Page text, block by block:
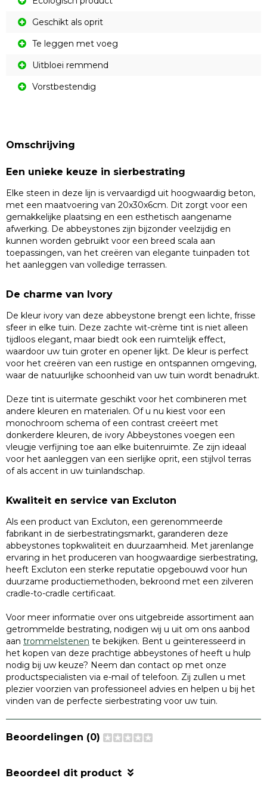
Geschikt als oprit
Te leggen met voeg
Uitbloei remmend
Vorstbestendig
Omschrijving
Een unieke keuze in sierbestrating
Elke steen in deze lijn is vervaardigd uit hoogwaardig beton,
met een maatvoering van 20x30x6cm. Dit zorgt voor een
gemakkelijke plaatsing en een esthetisch aangename
afwerking. De abbeystones zijn bijzonder veelzijdig en
kunnen worden gebruikt voor een breed scala aan
toepassingen, van het creëren van elegante tuinpaden tot
het aanleggen van volledige terrassen.
De charme van Ivory
De kleur ivory van deze abbeystone brengt een lichte, frisse
sfeer in elke tuin. Deze zachte wit-crème tint is niet alleen
tijdloos elegant, maar biedt ook een ruimtelijk effect,
waardoor uw tuin groter en opener lijkt. De kleur is perfect
voor het creëren van een rustige en ontspannen omgeving,
waar de natuurlijke schoonheid van uw tuin wordt benadrukt.
Deze tint is uitermate geschikt voor het combineren met
andere kleuren en materialen. Of u nu kiest voor een
monochroom schema of een contrast creëert met
donkerdere kleuren, de ivory Abbeystones voegen een
vleugje verfijning toe aan elke buitenruimte. Ze zijn ideaal
voor het aanleggen van een sierlijke oprit, een stijlvol terras
of als accent in uw tuinlandschap.
Kwaliteit en service van Excluton
Als een product van Excluton, een gerenommeerde
fabrikant in de sierbestratingsmarkt, garanderen deze
abbeystones topkwaliteit en duurzaamheid. Met jarenlange
ervaring in het produceren van hoogwaardige sierbestrating,
heeft Excluton een sterke reputatie opgebouwd voor hun
duurzame productiemethoden, bekroond met een zilveren
cradle-to-cradle certificaat.
Voor meer informatie over ons uitgebreide assortiment aan
getrommelde bestrating, nodigen wij u uit om ons aanbod
aan trommelstenen te bekijken. Bent u geïnteresseerd in
het kopen van deze prachtige abbeystones of heeft u hulp
nodig bij uw keuze? Neem dan contact op met onze
productspecialisten via e-mail of telefoon. Zij zullen u met
plezier voorzien van professioneel advies en helpen u bij het
vinden van de perfecte sierbestrating voor uw tuin.
Beoordelingen (0)
Beoordeel dit product